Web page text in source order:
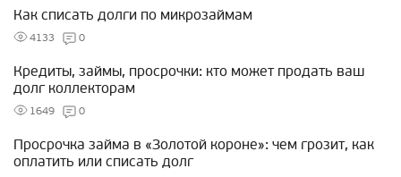
Как списать долги по микрозаймам
4133 0
Кредиты, займы, просрочки: кто может продать ваш
долг коллекторам
1649 0
Просрочка займа в «Золотой короне»: чем грозит, как
оплатить или списать долг